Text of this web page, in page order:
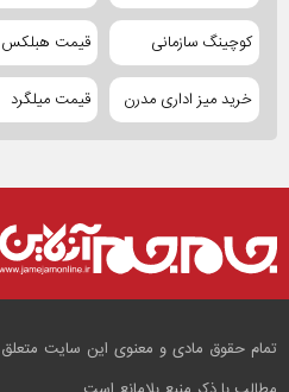
کوچینگ سازمانی قیمت هبلکس
خرید میز اداری مدرن قیمت میلگرد
تمام حقوق مادی و معنوی این سایت